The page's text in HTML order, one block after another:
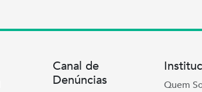
Canal de
Denúncias
Quem